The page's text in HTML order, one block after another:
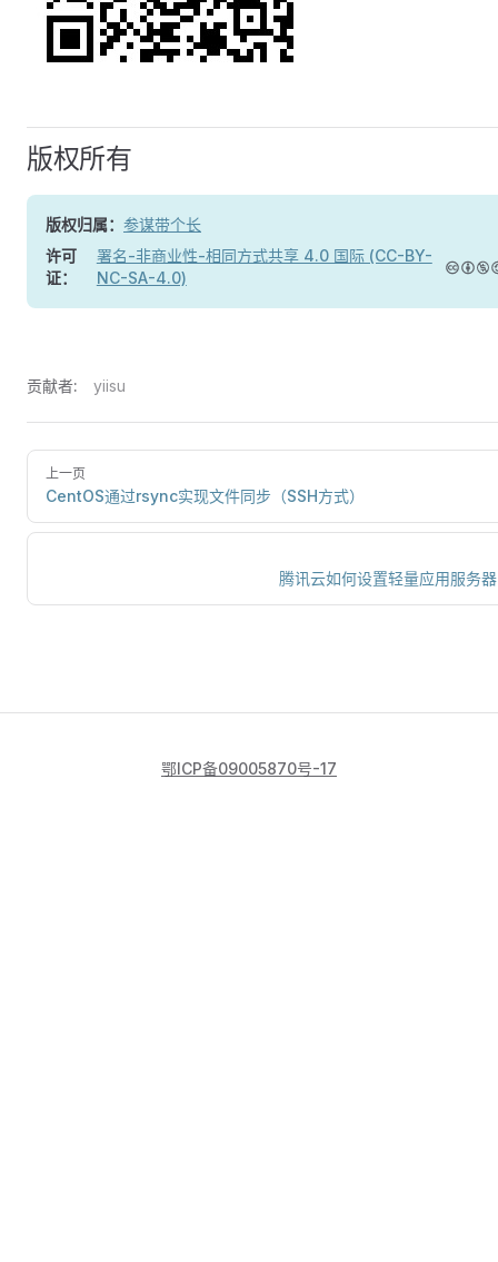
版权所有
版权归属： 参谋带个长
许可
证：
署名-非商业性-相同方式共享 4.0 国际 (CC-BY-
NC-SA-4.0)
贡献者: yiisu
上一页
CentOS通过rsync实现文件同步（SSH方式）
腾讯云如何设置轻量应用服务
鄂ICP备09005870号-17